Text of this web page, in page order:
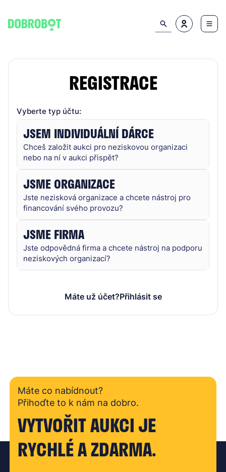
REGISTRACE
Vyberte typ účtu:
JSEM INDIVIDUÁLNÍ DÁRCE
Chceš založit aukci pro neziskovou organizaci
nebo na ní v aukci přispět?
JSME ORGANIZACE
Jste nezisková organizace a chcete nástroj pro
financování svého provozu?
JSME FIRMA
Jste odpovědná firma a chcete nástroj na podporu
neziskových organizací?
Máte už účet?Přihlásit se
Máte co nabídnout?
Přihoďte to k nám na dobro.
VYTVOŘIT AUKCI JE
RYCHLÉ A ZDARMA.